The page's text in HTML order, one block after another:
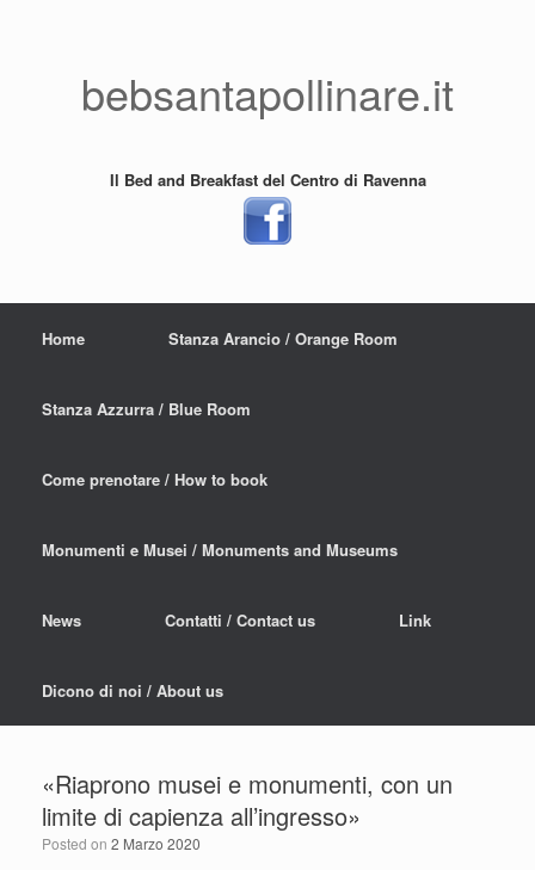
bebsantapollinare.it
Il Bed and Breakfast del Centro di Ravenna
Home Stanza Arancio / Orange Room
Stanza Azzurra / Blue Room
Come prenotare / How to book
Monumenti e Musei / Monuments and Museums
News Contatti / Contact us Link
Dicono di noi / About us
«Riaprono musei e monumenti, con un
limite di capienza all’ingresso»
Posted on 2 Marzo 2020